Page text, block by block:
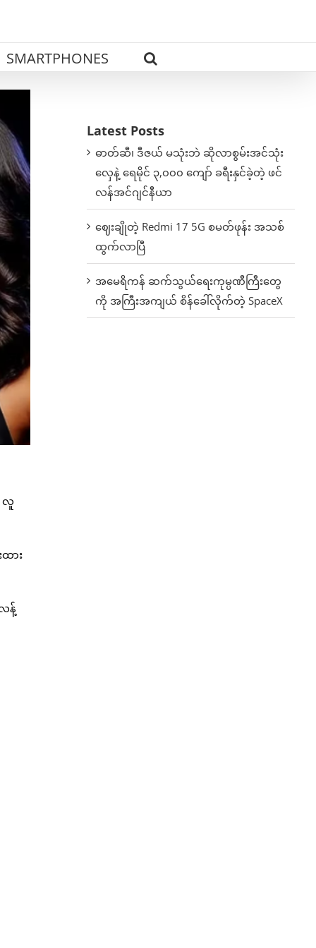
SMARTPHONES
လူ
ား
န့်
Latest Posts
ဓာတ်ဆီ၊ ဒီဇယ် မသုံးဘဲ ဆိုလာစွမ်းအင်သုံး
လှေနဲ့ ရေမိုင် ၃,၀၀၀ ကျော် ခရီးနှင်ခဲ့တဲ့ ဖင်
လန်အင်ဂျင်နီယာ
ဈေးချိုတဲ့ Redmi 17 5G စမတ်ဖုန်း အသစ်
ထွက်လာပြီ
အမေရိကန် ဆက်သွယ်ရေးကုမ္ပဏီကြီးတွေ
ကို အကြီးအကျယ် စိန်ခေါ်လိုက်တဲ့ SpaceX